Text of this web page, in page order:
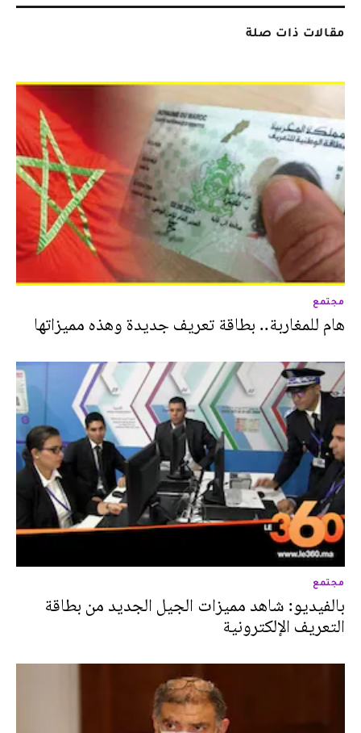
مقالات ذات صلة
مجتمع
هام للمغاربة.. بطاقة تعريف جديدة وهذه مميزاتها
مجتمع
بالفيديو: شاهد مميزات الجيل الجديد من بطاقة
التعريف الإلكترونية